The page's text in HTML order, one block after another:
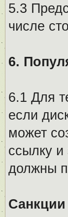
5.3
числе
6.
6.1 Для
если
может
ссылку
должны
Санкции